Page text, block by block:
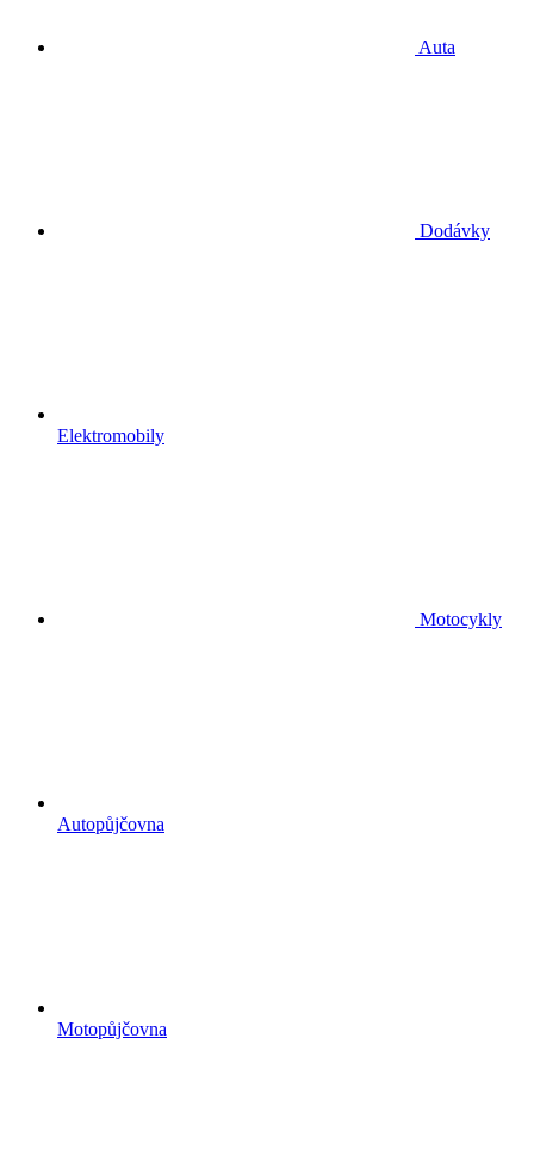
Auta
Dodávky
Elektromobily
Motocykly
Autopůjčovna
Motopůjčovna